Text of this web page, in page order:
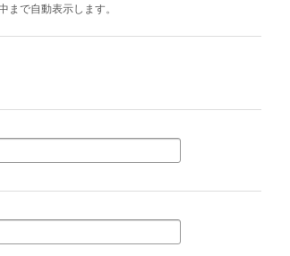
まで自動表示します。